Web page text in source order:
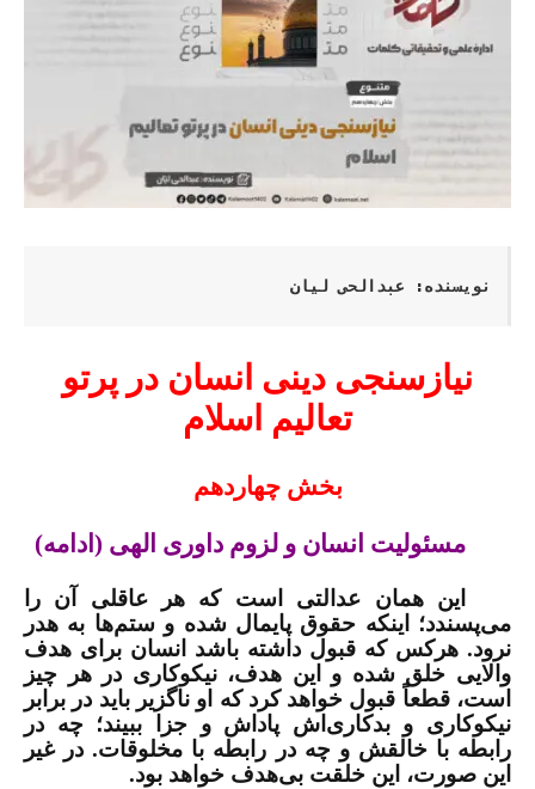
نویسنده: عبدالحی لیان
نیازسنجی دینی انسان در پرتو
تعالیم اسلام
بخش چهاردهم
مسئولیت انسان و لزوم داوری الهی (ادامه)
این همان عدالتی است که هر عاقلی آن را
می‌پسندد؛ اینکه حقوق پایمال شده و ستم‌ها به هدر
نرود. هرکس که قبول داشته باشد انسان برای هدف
والایی خلق شده و این هدف، نیکوکاری در هر چیز
است، قطعاً قبول خواهد کرد که او ناگزیر باید در برابر
نیکوکاری و بدکاری‌اش پاداش و جزا ببیند؛ چه در
رابطه با خالقش و چه در رابطه با مخلوقات. در غیر
این صورت، این خلقت بی‌هدف خواهد بود.